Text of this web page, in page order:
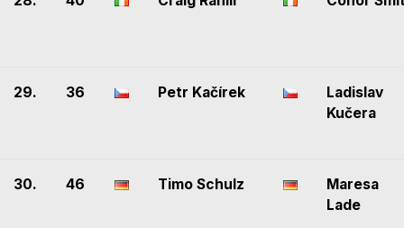
29. 36 Petr Kačírek
Ladislav
Kučera
30. 46 Timo Schulz
Maresa
Lade